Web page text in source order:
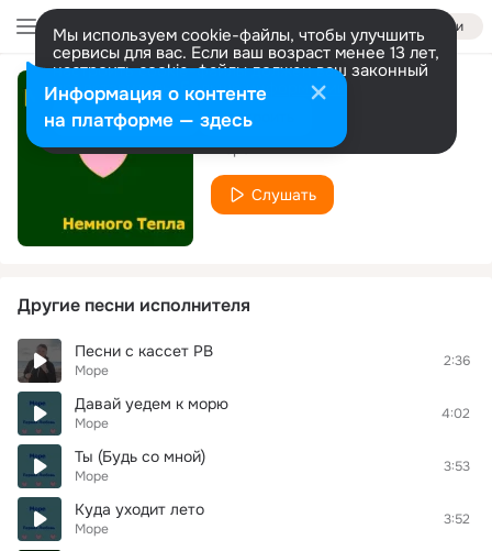
Войти
Мы используем cookie-файлы, чтобы улучшить
сервисы для вас. Если ваш возраст менее 13 лет,
настроить cookie-файлы должен ваш законный
представитель. Больше информации
Разрешить все Настроить
Лето навсегда
Море
Слушать
Другие песни исполнителя
Песни с кассет РВ
Море
2:36
Давай уедем к морю
Море
4:02
Ты (Будь со мной)
Море
3:53
Куда уходит лето
Море
3:52
Информация о контенте
на платформе — здесь